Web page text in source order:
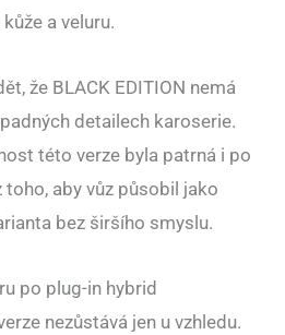
a veluru.
že BLACK EDITION nemá
detailech karoserie.
této verze byla patrná i po
aby vůz působil jako
bez širšího smyslu.
po plug-in hybrid
nezůstává jen u vzhledu.